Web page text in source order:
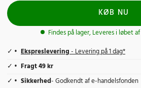
KØB NU
Findes på lager, Leveres i løbet
Ekspreslevering- Levering på 1 dag*
Fragt 49 kr
Sikkerhed- Godkendt af e-handelsfonden